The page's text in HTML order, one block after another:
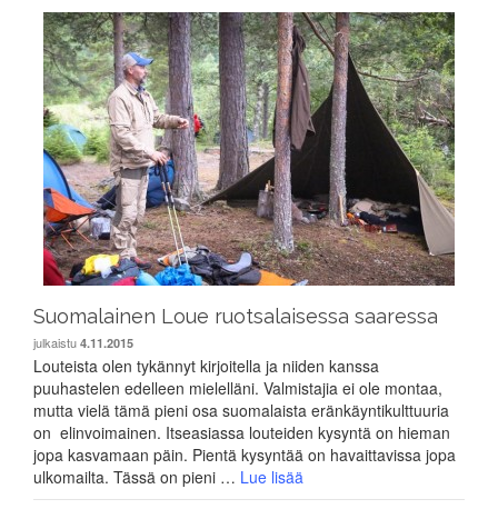
Suomalainen Loue ruotsalaisessa saaressa
julkaistu 4.11.2015
Louteista olen tykännyt kirjoitella ja niiden kanssa
puuhastelen edelleen mielelläni. Valmistajia ei ole montaa,
mutta vielä tämä pieni osa suomalaista eränkäyntikulttuuria
on elinvoimainen. Itseasiassa louteiden kysyntä on hieman
jopa kasvamaan päin. Pientä kysyntää on havaittavissa jopa
ulkomailta. Tässä on pieni … Lue lisää